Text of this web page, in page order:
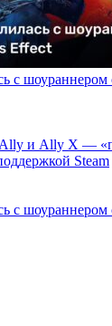
с шоураннером
и Ally X —
Steam
с шоураннером